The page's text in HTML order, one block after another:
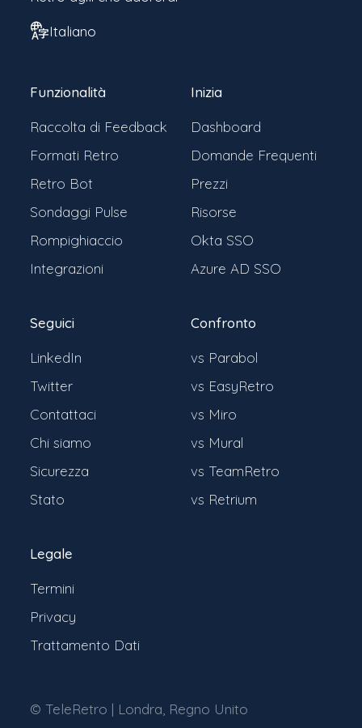
Italiano
© TeleRetro | Londra, Regno Unito
Funzionalità
Raccolta di Feedback
Formati Retro
Retro Bot
Sondaggi Pulse
Rompighiaccio
Integrazioni
Inizia
Dashboard
Domande Frequenti
Prezzi
Risorse
Okta SSO
Azure AD SSO
Seguici
LinkedIn
Twitter
Contattaci
Chi siamo
Sicurezza
Stato
Confronto
vs Parabol
vs EasyRetro
vs Miro
vs Mural
vs TeamRetro
vs Retrium
Legale
Termini
Privacy
Trattamento Dati